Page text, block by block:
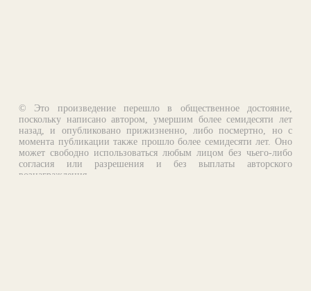
© Это произведение перешло в общественное достояние,
поскольку написано автором, умершим более семидесяти лет
назад, и опубликовано прижизненно, либо посмертно, но с
момента публикации также прошло более семидесяти лет. Оно
может свободно использоваться любым лицом без чьего-либо
согласия или разрешения и без выплаты авторского
вознаграждения.